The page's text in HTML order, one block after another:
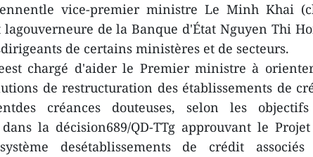
vice-premier ministre Le Minh Khai
de la Banque d'État Nguyen Thi
de certains ministères et de secteurs.
chargé d'aider le Premier ministre à
de restructuration des établissements de
créances douteuses, selon les
la décision689/QD-TTg approuvant le
desétablissements de crédit